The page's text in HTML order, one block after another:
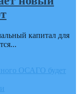
капитал для